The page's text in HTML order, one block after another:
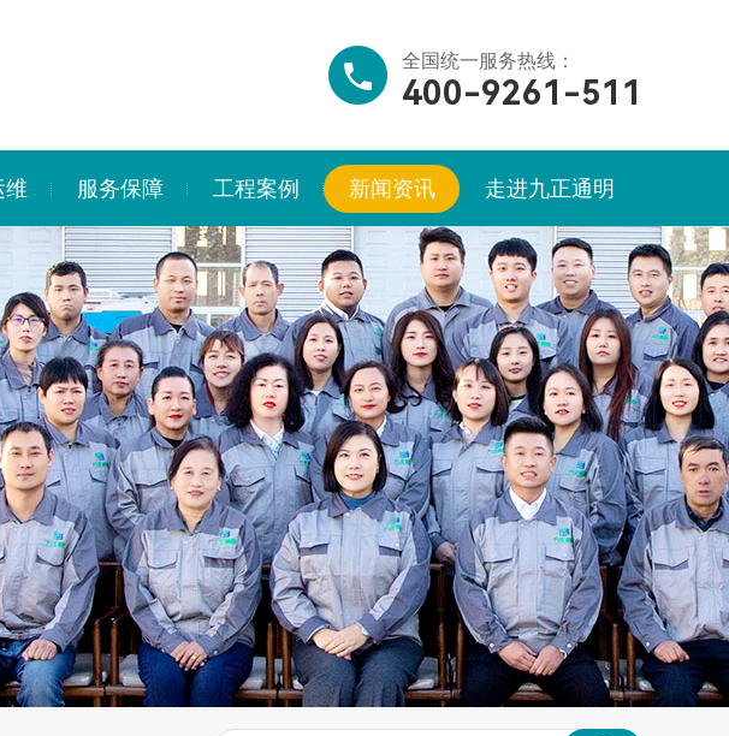
全国统一服务热线：
400-9261-511
维 服务保障 工程案例 新闻资讯 走进九正通明